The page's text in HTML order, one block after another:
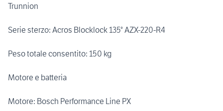
Trunnion
Serie sterzo: Acros Blocklock 135° AZX-220-R4
Peso totale consentito: 150 kg
Motore e batteria
Motore: Bosch Performance Line PX